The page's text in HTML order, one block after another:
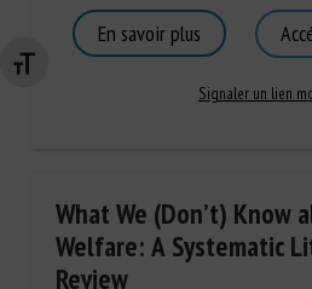
Changer la taille de la police
En savoir plus
Signaler un lien
What We (Don’t) Know
Welfare: A Systematic
Review